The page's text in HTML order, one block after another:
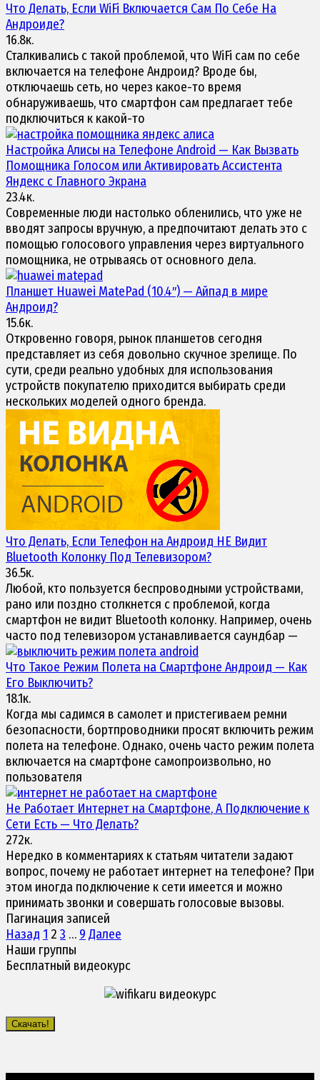
Что Делать, Если WiFi Включается Сам По Себе На
Андроиде?
16.8к.
Сталкивались с такой проблемой, что WiFi сам по себе
включается на телефоне Андроид? Вроде бы,
отключаешь сеть, но через какое-то время
обнаруживаешь, что смартфон сам предлагает тебе
подключиться к какой-то
НастройкаАлисы на Телефоне Android — Как Вызвать
Помощника Голосом или Активировать Ассистента
Яндекс с Главного Экрана
23.4к.
Современные люди настолько обленились, что уже не
вводят запросы вручную, а предпочитают делать это с
помощью голосового управления через виртуального
помощника, не отрываясь от основного дела.
Планшет Huawei MatePad (10.4″) — Айпад в мире
Андроид?
15.6к.
Откровенно говоря, рынок планшетов сегодня
представляет из себя довольно скучное зрелище. По
сути, среди реально удобных для использования
устройств покупателю приходится выбирать среди
нескольких моделей одного бренда.
Что Делать, Если Телефон на Андроид НЕ Видит
Bluetooth Колонку Под Телевизором?
36.5к.
Любой, кто пользуется беспроводными устройствами,
рано или поздно столкнется с проблемой, когда
смартфон не видит Bluetooth колонку. Например, очень
часто под телевизором устанавливается саундбар —
Что Такое Режим Полета на Смартфоне Андроид — Как
Его Выключить?
18.1к.
Когда мы садимся в самолет и пристегиваем ремни
безопасности, бортпроводники просят включить режим
полета на телефоне. Однако, очень часто режим полета
включается на смартфоне самопроизвольно, но
пользователя
Не Работает Интернет на Смартфоне, А Подключение к
Сети Есть — Что Делать?
272к.
Нередко в комментариях к статьям читатели задают
вопрос, почему не работает интернет на телефоне? При
этом иногда подключение к сети имеется и можно
принимать звонки и совершать голосовые вызовы.
Пагинация записей
Назад 1 2 3 … 9 Далее
Наши группы
Бесплатный видеокурс
Скачать!